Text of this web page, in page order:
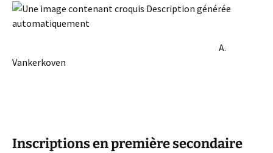
A.
Vankerkoven
Inscriptions en première secondaire